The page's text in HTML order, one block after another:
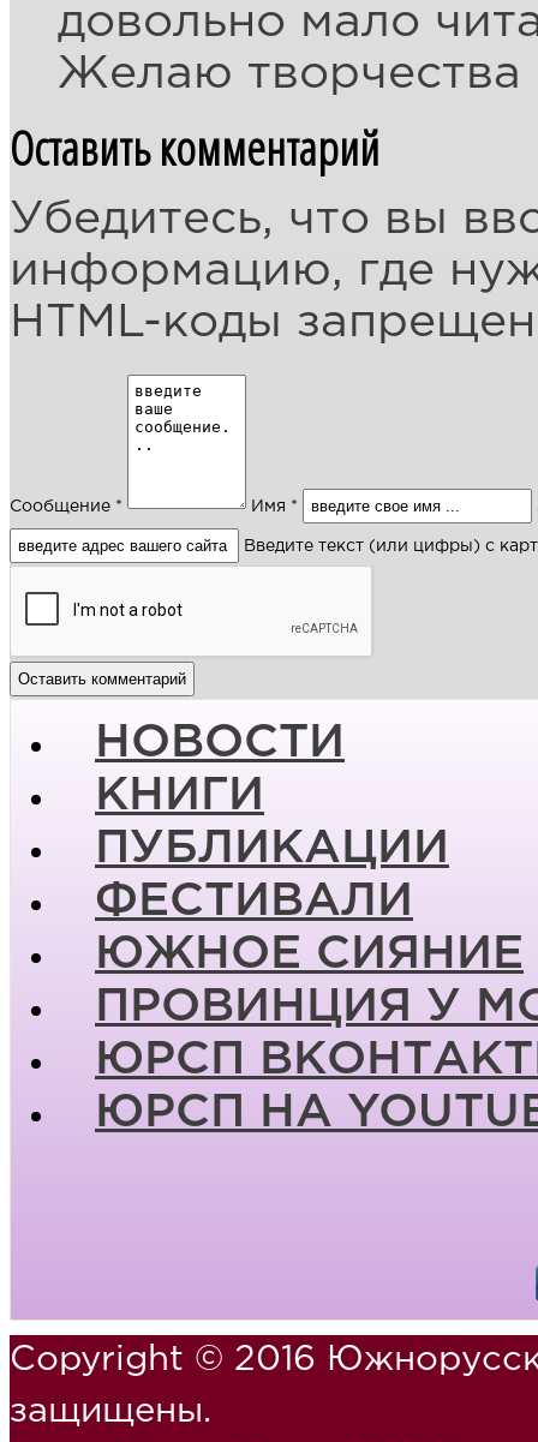
довольно мало
Желаю творчества
Оставить комментарий
Убедитесь, что вы
информацию, где
HTML-коды
Сообщение * Имя *
Введите текст (или цифры) с
НОВОСТИ
КНИГИ
ПУБЛИКАЦИИ
ФЕСТИВАЛИ
ЮЖНОЕ СИЯНИЕ
ПРОВИНЦИЯ У
ЮРСП
ЮРСП НА
Copyright © 2016
защищены.